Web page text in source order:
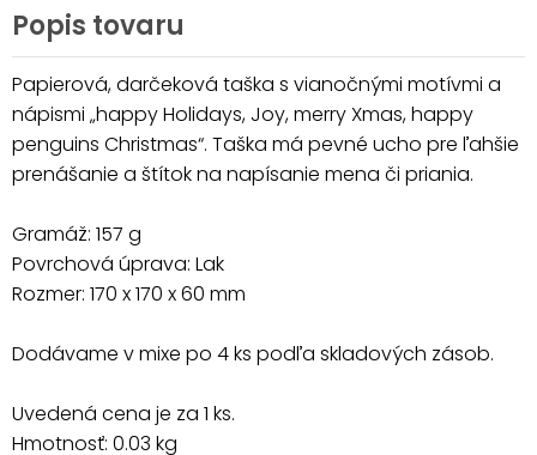
Popis tovaru
Papierová, darčeková taška s vianočnými motívmi a
nápismi „happy Holidays, Joy, merry Xmas, happy
penguins Christmas“. Taška má pevné ucho pre ľahšie
prenášanie a štítok na napísanie mena či priania.
Gramáž: 157 g
Povrchová úprava: Lak
Rozmer: 170 x 170 x 60 mm
Dodávame v mixe po 4 ks podľa skladových zásob.
Uvedená cena je za 1 ks.
Hmotnosť: 0.03 kg